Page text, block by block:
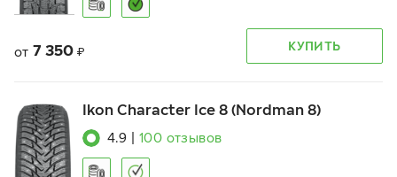
от 7 350 ₽ КУПИТЬ
Ikon Character Ice 8 (Nordman 8)
4.9 100 отзывов